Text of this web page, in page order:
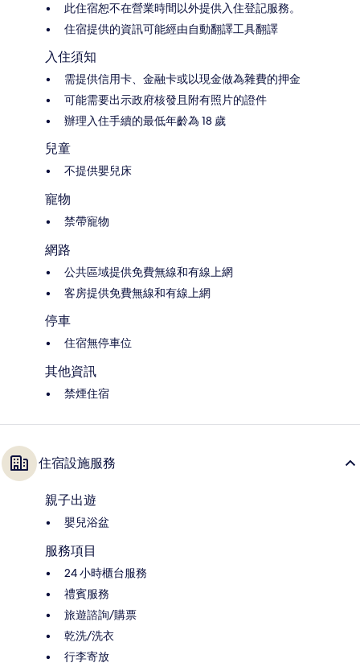
此住宿恕不在營業時間以外提供入住登記服務。
住宿提供的資訊可能經由自動翻譯工具翻譯
入住須知
需提供信用卡、金融卡或以現金做為雜費的押金
可能需要出示政府核發且附有照片的證件
辦理入住手續的最低年齡為 18 歲
兒童
不提供嬰兒床
寵物
禁帶寵物
網路
公共區域提供免費無線和有線上網
客房提供免費無線和有線上網
停車
住宿無停車位
其他資訊
禁煙住宿
住宿設施服務
親子出遊
嬰兒浴盆
服務項目
24 小時櫃台服務
禮賓服務
旅遊諮詢/購票
乾洗/洗衣
行李寄放